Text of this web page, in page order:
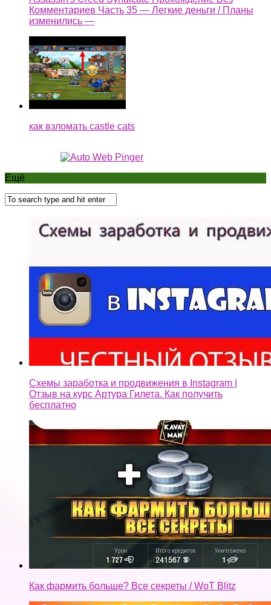
Комментариев Часть 35 — Легкие деньги / Планы
изменились —
как взломать castle cats
Ещё
Схемы заработка и продвижения в Instagram |
Отзыв на курс Артура Гилета. Как получить
бесплатно
Как фармить больше? Все секреты / WoT Blitz